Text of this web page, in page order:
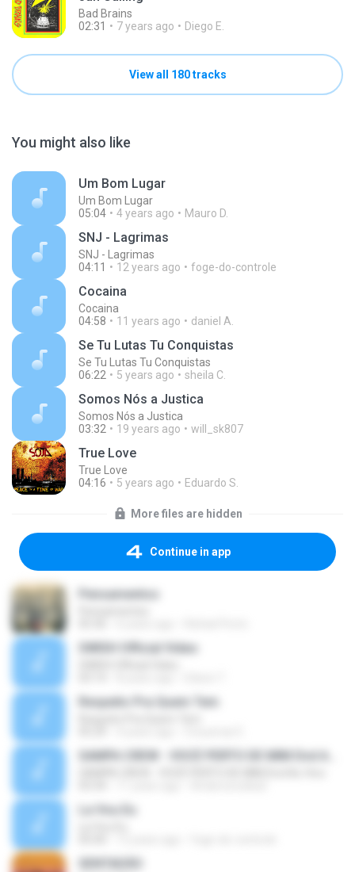
Bad Brains
02:31
7 years ago Diego E.
View all 180 tracks
You might also like
Um Bom Lugar
Um Bom Lugar
05:04
4 years ago Mauro D.
SNJ - Lagrimas
SNJ - Lagrimas
04:11
12 years ago foge-do-controle
Cocaina
Cocaina
04:58
11 years ago daniel A.
Se Tu Lutas Tu Conquistas
Se Tu Lutas Tu Conquistas
06:22
5 years ago sheila C.
Somos Nós a Justica
Somos Nós a Justica
03:32
19 years ago will_sk807
True Love
True Love
04:16
5 years ago Eduardo S.
More files are hidden
Continue in app
Pensamentos
SWISH Official Video
Respeito Pra Quem Tem
La Vou Eu